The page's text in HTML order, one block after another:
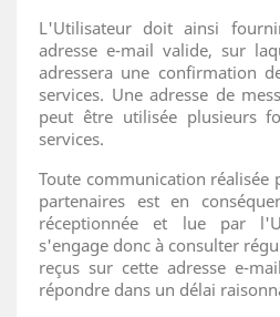
L'Utilisateur doit ainsi
adresse e-mail valide, sur
adressera une confirmation
services. Une adresse de
peut être utilisée plusieurs
services.
Toute communication réalisée
partenaires est en
réceptionnée et lue par
s'engage donc à consulter
reçus sur cette adresse e-
répondre dans un délai